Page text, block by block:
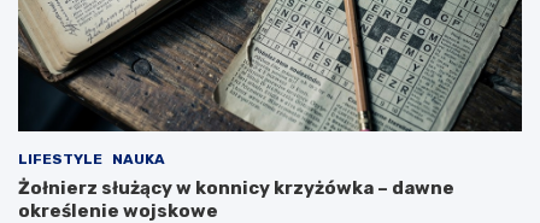
LIFESTYLE NAUKA
Żołnierz służący w konnicy krzyżówka – dawne
określenie wojskowe